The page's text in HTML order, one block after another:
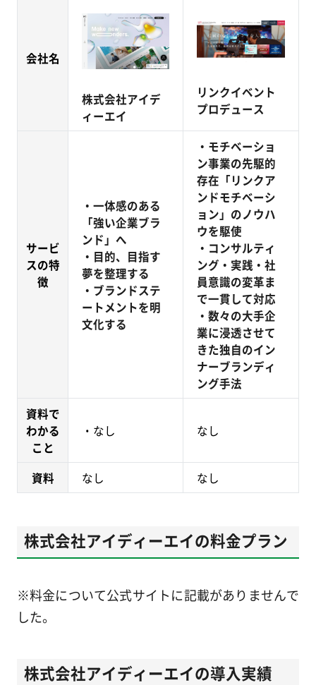
会社名
株式会社アイデ
ィーエイ
リンクイベント
プロデュース
サービ
スの特
徴
・一体感のある
「強い企業ブラ
ンド」へ
・目的、目指す
夢を整理する
・ブランドステ
ートメントを明
文化する
・モチベーショ
ン事業の先駆的
存在「リンクア
ンドモチベーシ
ョン」のノウハ
ウを駆使
・コンサルティ
ング・実践・社
員意識の変革ま
で一貫して対応
・数々の大手企
業に浸透させて
きた独自のイン
ナーブランディ
ング手法
資料で
わかる
こと
・なし なし
資料 なし なし
株式会社アイディーエイの料金プラン
※料金について公式サイトに記載がありませんで
した。
株式会社アイディーエイの導入実績